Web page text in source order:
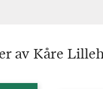
av Kåre